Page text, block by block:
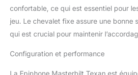
confortable, ce qui est essentiel pour
jeu. Le chevalet fixe assure une bonne
qui est crucial pour maintenir
Configuration et performance
La Epiphone Masterbilt Texan est